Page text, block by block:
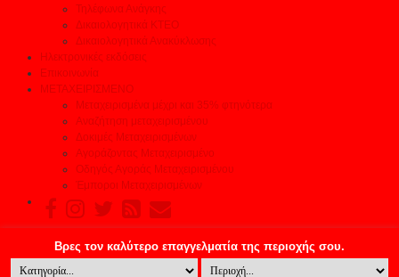
Τηλέφωνα Ανάγκης
Δικαιολογητικά ΚΤΕΟ
Δικαιολογητικά Ανακύκλωσης
Ηλεκτρονικές εκδόσεις
Επικοινωνία
ΜΕΤΑΧΕΙΡΙΣΜΕΝΟ
Μεταχειρισμένα μέχρι και 35% φτηνότερα
Αναζήτηση μεταχειρισμένου
Δοκιμές Μεταχειρισμένων
Αγοράζοντας Μεταχειρισμένο
Οδηγός Αγοράς Μεταχειρισμένου
Έμποροι Μεταχειρισμένων